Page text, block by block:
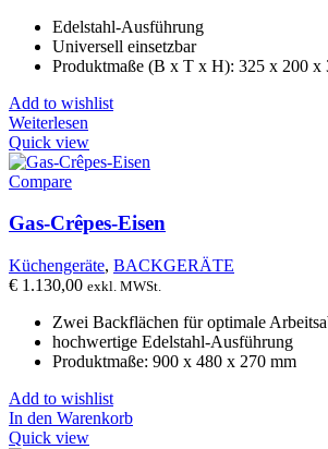
Edelstahl-Ausführung
Universell einsetzbar
Produktmaße (B x T x H): 325 x 200 x
Add to wishlist
Weiterlesen
Quick view
Compare
Gas-Crêpes-Eisen
Küchengeräte, BACKGERÄTE
€ 1.130,00 exkl. MWSt.
Zwei Backflächen für optimale
hochwertige Edelstahl-Ausführung
Produktmaße: 900 x 480 x 270 mm
Add to wishlist
In den Warenkorb
Quick view